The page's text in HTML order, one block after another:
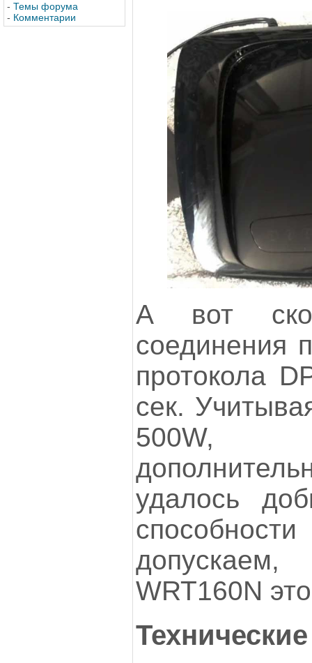
- Темы форума
- Комментарии
А вот
соединения
протокола
сек.
500W,
удалось
WRT160N